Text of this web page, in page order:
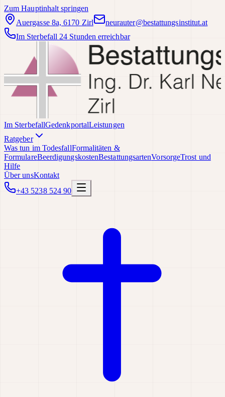
Zum Hauptinhalt springen
Auergasse 8a, 6170 Zirl
neurauter@bestattungsinstitut.at
Im Sterbefall 24 Stunden erreichbar
Im SterbefallGedenkportalLeistungen
Ratgeber
Was tun im TodesfallFormalitäten &
FormulareBeerdigungskostenBestattungsartenVorsorgeTrost und
Hilfe
Über unsKontakt
+43 5238 524 90